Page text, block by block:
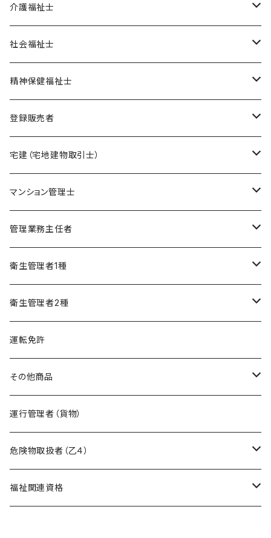
オリジナル教材
ポイント集
暗記カード
模擬試験
基礎編
実力編
フルセット
ポイント集
暗記カード
ケアマネージャー
介護福祉士
社会福祉士
精神保健福祉士
介護福祉士
在宅模擬試験
オリジナル教材
フルセット
社会福祉士
オリジナル教材
模擬試験
フルセット
精神保健福祉士
オリジナル教材
模擬試験
フルセット
登録販売者
オリジナル教材
模擬試験
フルセット
宅建（宅地建物取引士）
オリジナル教材
模擬試験
フルセット
マンション管理士
オリジナル教材
模擬試験
フルセット
管理業務主任者
オリジナル教材
模擬試験
フルセット
衛生管理者1種
オリジナル教材
模擬試験
フルセット
衛生管理者2種
オリジナル教材
模擬試験
フルセット
運転免許
その他商品
暗記カード作成キット
運行管理者（貨物）
危険物取扱者（乙４）
在宅模擬試験
福祉関連資格